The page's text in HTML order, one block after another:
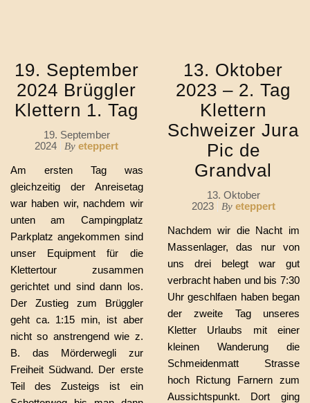
19. September
2024 Brüggler
Klettern 1. Tag
19. September
2024
By eteppert
Am ersten Tag was
gleichzeitig der Anreisetag
war haben wir, nachdem wir
unten am Campingplatz
Parkplatz angekommen sind
unser Equipment für die
Klettertour zusammen
gerichtet und sind dann los.
Der Zustieg zum Brüggler
geht ca. 1:15 min, ist aber
nicht so anstrengend wie z.
B. das Mörderwegli zur
Freiheit Südwand. Der erste
Teil des Zusteigs ist ein
13. Oktober
2023 – 2. Tag
Klettern
Schweizer Jura
Pic de
Grandval
13. Oktober
2023
By eteppert
Nachdem wir die Nacht im
Massenlager, das nur von
uns drei belegt war gut
verbracht haben und bis 7:30
Uhr geschlfaen haben began
der zweite Tag unseres
Kletter Urlaubs mit einer
kleinen Wanderung die
Schmeidenmatt Strasse
hoch Rictung Farnern zum
Aussichtspunkt. Dort ging